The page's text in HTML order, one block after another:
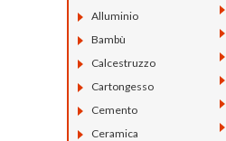
Alluminio
Bambù
Calcestruzzo
Cartongesso
Cemento
Ceramica